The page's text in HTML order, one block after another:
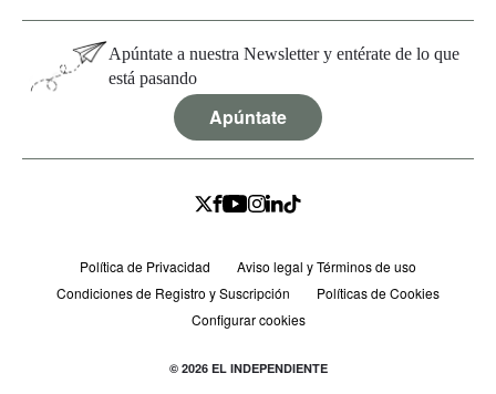
Apúntate a nuestra Newsletter y entérate de lo que
está pasando
Apúntate
Política de Privacidad
Aviso legal y Términos de uso
Condiciones de Registro y Suscripción
Políticas de Cookies
Configurar cookies
© 2026 EL INDEPENDIENTE